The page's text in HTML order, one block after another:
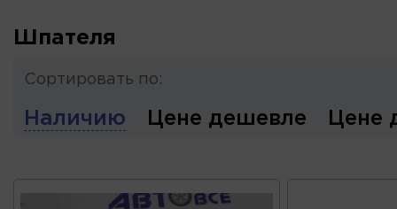
Шпателя
Сортировать по:
Наличию Цене дешевле Цене